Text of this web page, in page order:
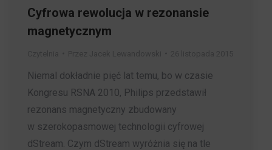
Cyfrowa rewolucja w rezonansie
magnetycznym
Niemal dokładnie pięć lat temu, bo w czasie
Kongresu RSNA 2010, Philips przedstawił
rezonans magnetyczny zbudowany
w szerokopasmowej technologii cyfrowej
dStream. Czym dStream wyróżnia się na tle